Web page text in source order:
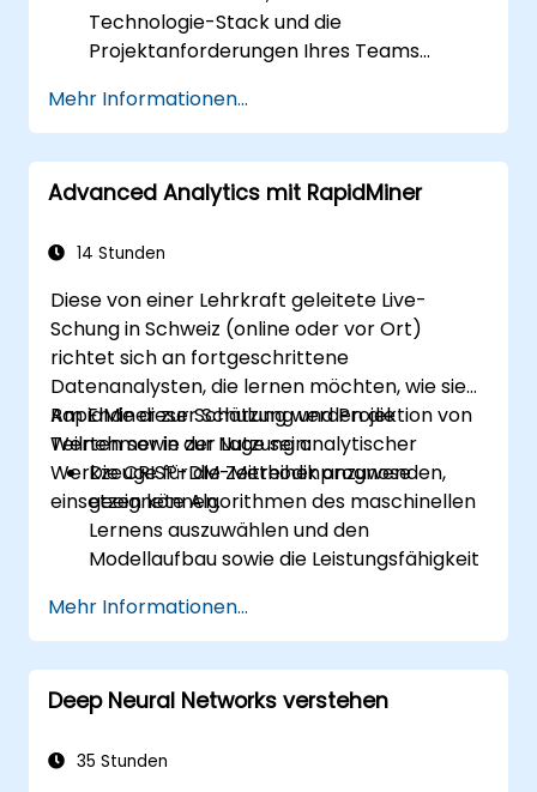
Technologie-Stack und die
Projektanforderungen Ihres Teams
Mehr Informationen...
Advanced Analytics mit RapidMiner
14 Stunden
Diese von einer Lehrkraft geleitete Live-
Schung in Schweiz (online oder vor Ort)
richtet sich an fortgeschrittene
Datenanalysten, die lernen möchten, wie sie
RapidMiner zur Schätzung und Projektion von
Werten sowie zur Nutzung analytischer
Werkzeuge für die Zeitreihenprognose
einsetzen können.
Am Ende dieser Schulung werden die
Teilnehmer in der Lage sein:
Die CRISP-DM-Methodik anzuwenden,
geeignete Algorithmen des maschinellen
Lernens auszuwählen und den
Modellaufbau sowie die Leistungsfähigkeit
RapidMiner zur Schätzung und Projektion
von Werten einzusetzen und analytische
Werkzeuge für die Zeitreihenprognose zu
nutzen.
Mehr Informationen...
Deep Neural Networks verstehen
35 Stunden